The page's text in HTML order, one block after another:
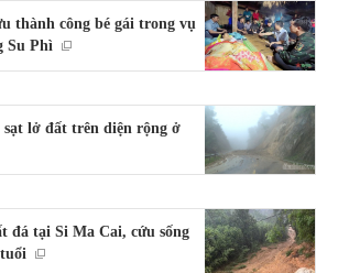
thành công bé gái trong vụ
Su Phì
lở đất trên diện rộng ở
đá tại Si Ma Cai, cứu sống